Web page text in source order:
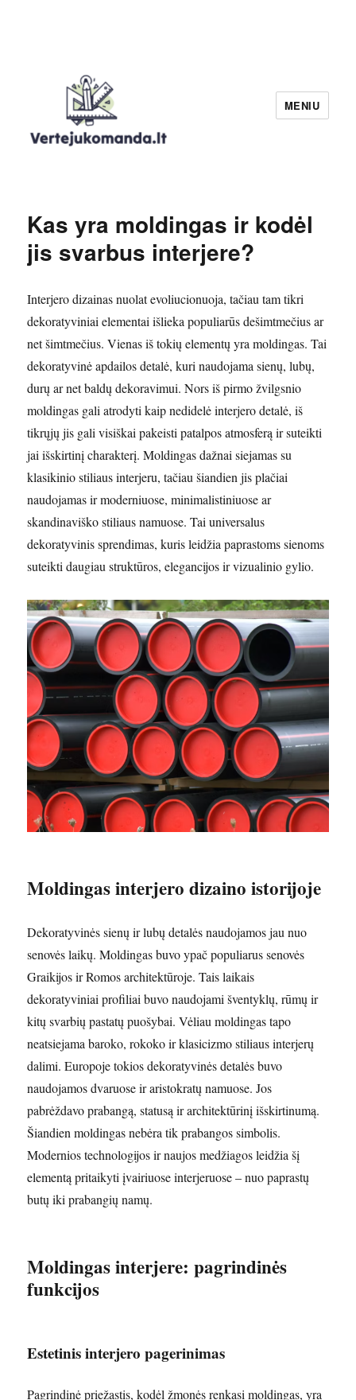
MENIU
Kas yra moldingas ir kodėl
jis svarbus interjere?
Interjero dizainas nuolat evoliucionuoja, tačiau tam tikri
dekoratyviniai elementai išlieka populiarūs dešimtmečius ar
net šimtmečius. Vienas iš tokių elementų yra moldingas. Tai
dekoratyvinė apdailos detalė, kuri naudojama sienų, lubų,
durų ar net baldų dekoravimui. Nors iš pirmo žvilgsnio
moldingas gali atrodyti kaip nedidelė interjero detalė, iš
tikrųjų jis gali visiškai pakeisti patalpos atmosferą ir suteikti
jai išskirtinį charakterį. Moldingas dažnai siejamas su
klasikinio stiliaus interjeru, tačiau šiandien jis plačiai
naudojamas ir moderniuose, minimalistiniuose ar
skandinaviško stiliaus namuose. Tai universalus
dekoratyvinis sprendimas, kuris leidžia paprastoms sienoms
suteikti daugiau struktūros, elegancijos ir vizualinio gylio.
Moldingas interjero dizaino istorijoje
Dekoratyvinės sienų ir lubų detalės naudojamos jau nuo
senovės laikų. Moldingas buvo ypač populiarus senovės
Graikijos ir Romos architektūroje. Tais laikais
dekoratyviniai profiliai buvo naudojami šventyklų, rūmų ir
kitų svarbių pastatų puošybai. Vėliau moldingas tapo
neatsiejama baroko, rokoko ir klasicizmo stiliaus interjerų
dalimi. Europoje tokios dekoratyvinės detalės buvo
naudojamos dvaruose ir aristokratų namuose. Jos
pabrėždavo prabangą, statusą ir architektūrinį išskirtinumą.
Šiandien moldingas nebėra tik prabangos simbolis.
Modernios technologijos ir naujos medžiagos leidžia šį
elementą pritaikyti įvairiuose interjeruose – nuo paprastų
butų iki prabangių namų.
Moldingas interjere: pagrindinės
funkcijos
Estetinis interjero pagerinimas
Pagrindinė priežastis, kodėl žmonės renkasi moldingas, yra